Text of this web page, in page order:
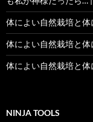
体によい自然栽培と
体によい自然栽培と
体によい自然栽培と
NINJA TOOLS